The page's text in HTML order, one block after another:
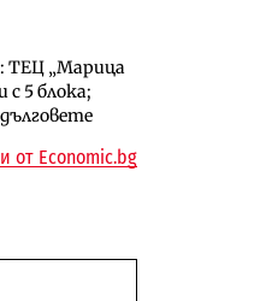
ТЕЦ „Марица
5 блока;
е намалял,
да се
огромен
от Economic.bg